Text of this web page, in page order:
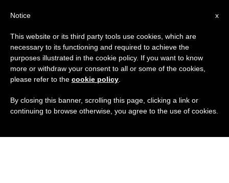
x
Notice
This website or its third party tools use cookies, which are
necessary to its functioning and required to achieve the
purposes illustrated in the cookie policy. If you want to know
more or withdraw your consent to all or some of the cookies,
please refer to the cookie policy
By closing this banner, scrolling this page, clicking a link or
continuing to browse otherwise, you agree to the use of cookies.